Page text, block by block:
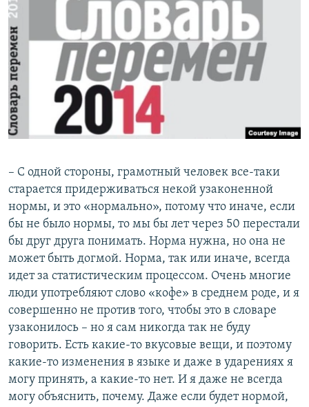
– С одной стороны, грамотный человек все-таки
старается придерживаться некой узаконенной
нормы, и это «нормально», потому что иначе, если
бы не было нормы, то мы бы лет через 50 перестали
бы друг друга понимать. Норма нужна, но она не
может быть догмой. Норма, так или иначе, всегда
идет за статистическим процессом. Очень многие
люди употребляют слово «кофе» в среднем роде, и я
совершенно не против того, чтобы это в словаре
узаконилось – но я сам никогда так не буду
говорить. Есть какие-то вкусовые вещи, и поэтому
какие-то изменения в языке и даже в ударениях я
могу принять, а какие-то нет. И я даже не всегда
могу объяснить, почему. Даже если будет нормой,